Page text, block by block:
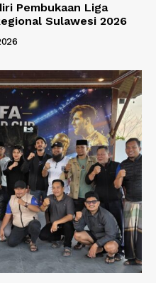
Pembukaan Liga
Sulawesi 2026